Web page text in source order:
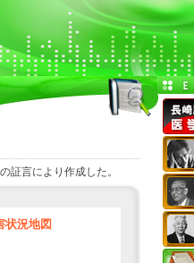
証言により作成した。
状況地図